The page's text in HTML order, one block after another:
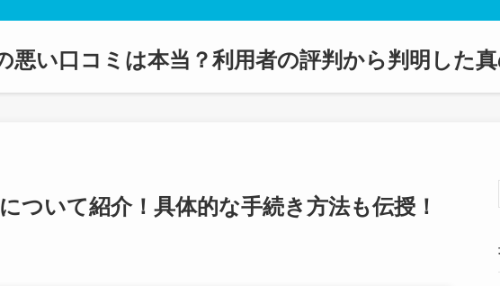
悪い口コミは本当？利用者の評判から判明した真
ついて紹介！具体的な手続き方法も伝授！